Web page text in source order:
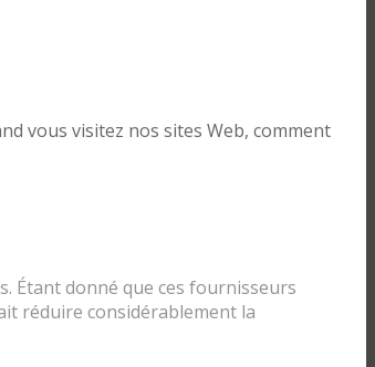
vous visitez nos sites Web, comment
Étant donné que ces fournisseurs
réduire considérablement la